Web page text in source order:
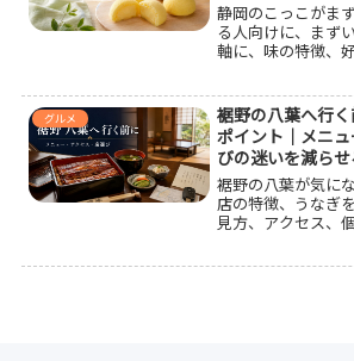
静岡のこっこがま
る人向けに、まず
軸に、味の特徴、
ト、おいしいと
すい人、買う前
まで整理した。静
ずいのではなく、
風味、甘さの方向
菓だとわかる内容
グルメ
裾野の八葉へ行
ポイント｜メニ
びの迷いを減らせ
裾野の八葉が気に
店の特徴、うなぎ
見方、アクセス、
前に押さえたい注
た。初訪問で何